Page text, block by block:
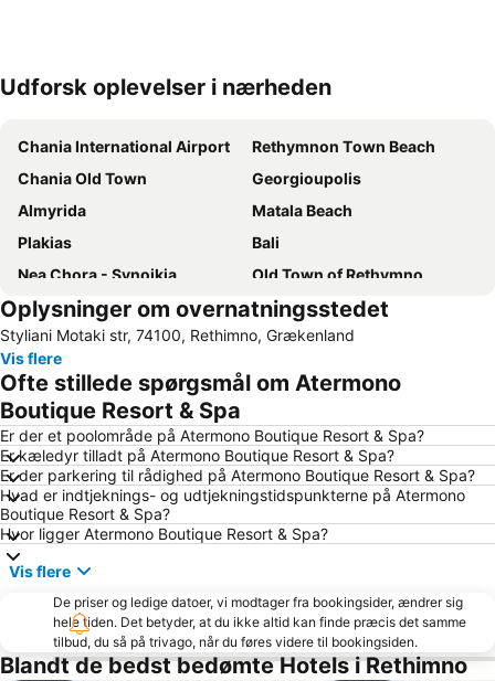
Udvid kort
Udforsk oplevelser i nærheden
Chania International Airport
Rethymnon Τown Beach
Chania Old Town
Georgioupolis
Almyrida
Matala Beach
Plakias
Bali
Nea Chora - Synoikia
Old Town of Rethymno
Platanias
Agia Galini beaches
Chania Havn
Rethymno Gallos Stadium
Preveli
Beach of Marathi
Adelianos Kampos
Agia Pelagia
Agios Onoufrios
Knossos
Kalives
Souda Harbour
Stavros
Mournies
1866 Plateia
Castello
Municipal Regional Theatre of Crete
The Dominican Temple of Aghios Nikolaos
Cathedral of the Presentation of the Virgin Mary
Lentariana
Pahiana
Therissos
Oplysninger om overnatningsstedet
Styliani Motaki str, 74100, Rethimno, Grækenland
Vis flere
Ofte stillede spørgsmål om Atermono
Boutique Resort & Spa
Er der et poolområde på Atermono Boutique Resort & Spa?
Er kæledyr tilladt på Atermono Boutique Resort & Spa?
Er der parkering til rådighed på Atermono Boutique Resort & Spa?
Hvad er indtjeknings- og udtjekningstidspunkterne på Atermono
Boutique Resort & Spa?
Hvor ligger Atermono Boutique Resort & Spa?
Vis flere
De priser og ledige datoer, vi modtager fra bookingsider, ændrer sig
hele tiden. Det betyder, at du ikke altid kan finde præcis det samme
tilbud, du så på trivago, når du føres videre til bookingsiden.
Blandt de bedst bedømte Hotels i Rethimno